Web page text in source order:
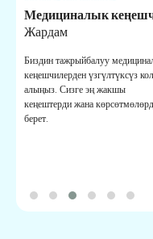
Медициналык
Жардам
Биздин тажрыйбалуу
кеңешчилерден үзгүлтүксүз
алыңыз. Сизге эң жакшы
кеңештерди жана
берет.